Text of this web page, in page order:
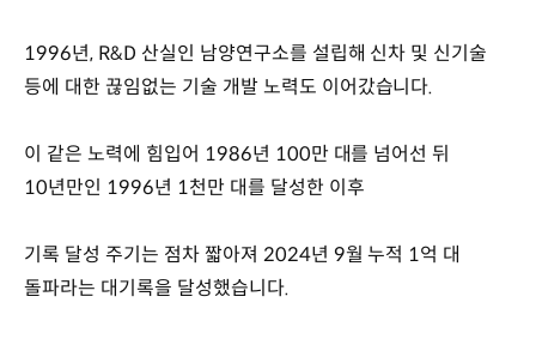
1996년, R&D 산실인 남양연구소를 설립해 신차 및 신기술
등에 대한 끊임없는 기술 개발 노력도 이어갔습니다.
이 같은 노력에 힘입어 1986년 100만 대를 넘어선 뒤
10년만인 1996년 1천만 대를 달성한 이후
기록 달성 주기는 점차 짧아져 2024년 9월 누적 1억 대
돌파라는 대기록을 달성했습니다.